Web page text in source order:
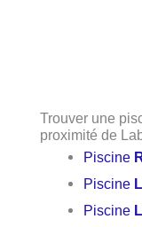
Trouver une
proximité de
Piscine
Piscine
Piscine